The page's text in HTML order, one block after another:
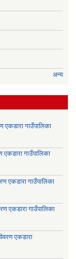
अन्य
गाउँपालिका
गाउँपालिका
एकडारा गाउँपालिका
एकडारा गाउँपालिका
एकडारा